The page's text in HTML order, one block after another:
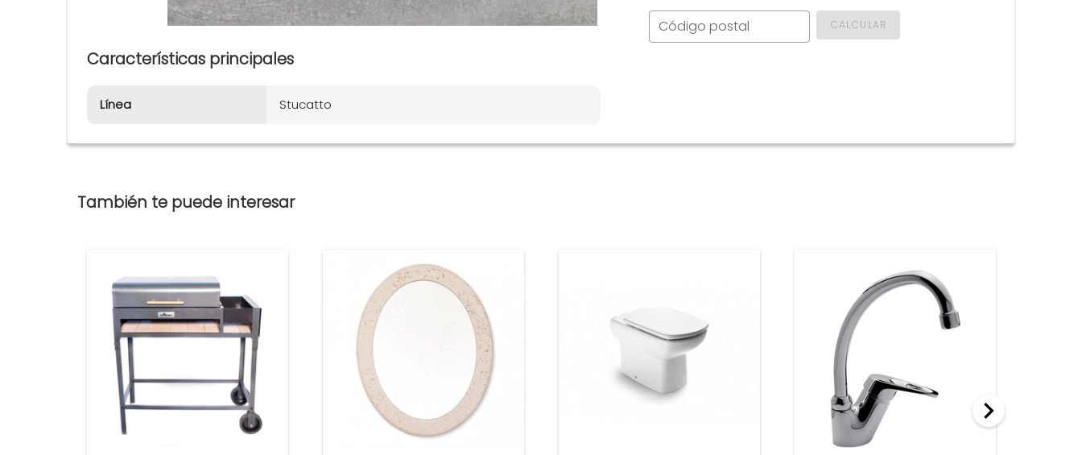
Características principales
Línea Stucatto
Código postal CALCULAR
También te puede interesar